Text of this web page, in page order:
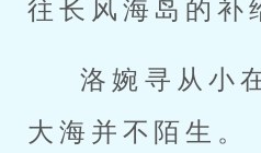
往长风海岛的补
洛婉寻从小
大海并不陌生。